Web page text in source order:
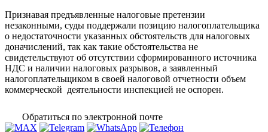
Признавая предъявленные налоговые претензии
незаконными, суды поддержали позицию налогоплательщика
о недостаточности указанных обстоятельств для налоговых
доначислений, так как такие обстоятельства не
свидетельствуют об отсутствии сформированного источника
НДС и наличии налоговых разрывов, а заявленный
налогоплательщиком в своей налоговой отчетности объем
коммерческой деятельности инспекцией не оспорен.
Обратиться по электронной почте